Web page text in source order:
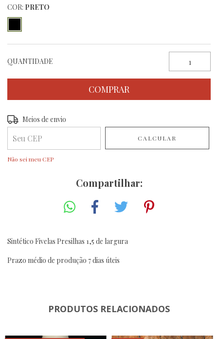
COR: PRETO
QUANTIDADE
Entregas para o CEP:
Meios de envio
CALCULAR
Não sei meu CEP
Compartilhar:
Sintético Fivelas Presilhas 1,5 de largura
Prazo médio de produção 7 dias úteis
PRODUTOS RELACIONADOS